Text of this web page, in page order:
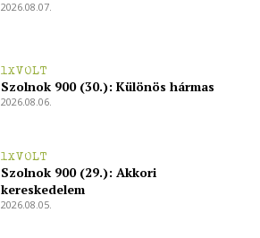
2026.08.07.
1XVOLT
Szolnok 900 (30.): Különös hármas
2026.08.06.
1XVOLT
Szolnok 900 (29.): Akkori
kereskedelem
2026.08.05.